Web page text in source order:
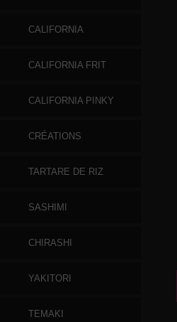
CALIFORNIA
CALIFORNIA FRIT
CALIFORNIA PINKY
CRÉATIONS
TARTARE DE RIZ
SASHIMI
CHIRASHI
YAKITORI
TEMAKI